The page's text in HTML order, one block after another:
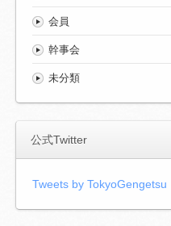
会員
幹事会
未分類
公式Twitter
Tweets by TokyoGengetsu